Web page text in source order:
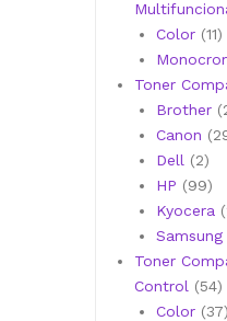
Color 1111
Toner
Brother
Canon
Dell 22
HP 9999
Kyocera
Samsung
Toner
Control
5454
Color 37